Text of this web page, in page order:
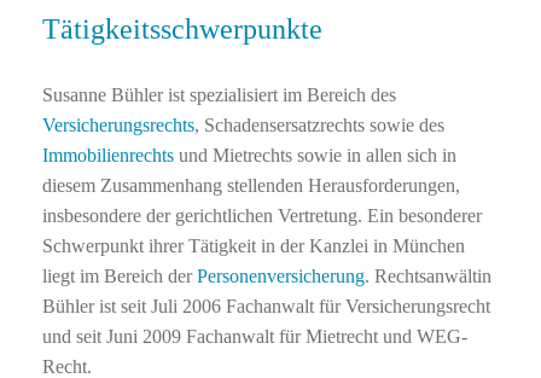
Tätigkeitsschwerpunkte
Susanne Bühler ist spezialisiert im Bereich des
Versicherungsrechts, Schadensersatzrechts sowie des
Immobilienrechts und Mietrechts sowie in allen sich in
diesem Zusammenhang stellenden Herausforderungen,
insbesondere der gerichtlichen Vertretung. Ein besonderer
Schwerpunkt ihrer Tätigkeit in der Kanzlei in München
liegt im Bereich derPersonenversicherung. Rechtsanwältin
Bühler ist seit Juli 2006 Fachanwalt für Versicherungsrecht
und seit Juni 2009 Fachanwalt für Mietrecht und WEG-
Recht.